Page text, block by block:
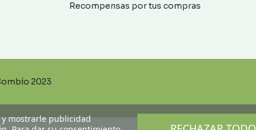
Recompensas por tus compras
y mostrarle publicidad
2023